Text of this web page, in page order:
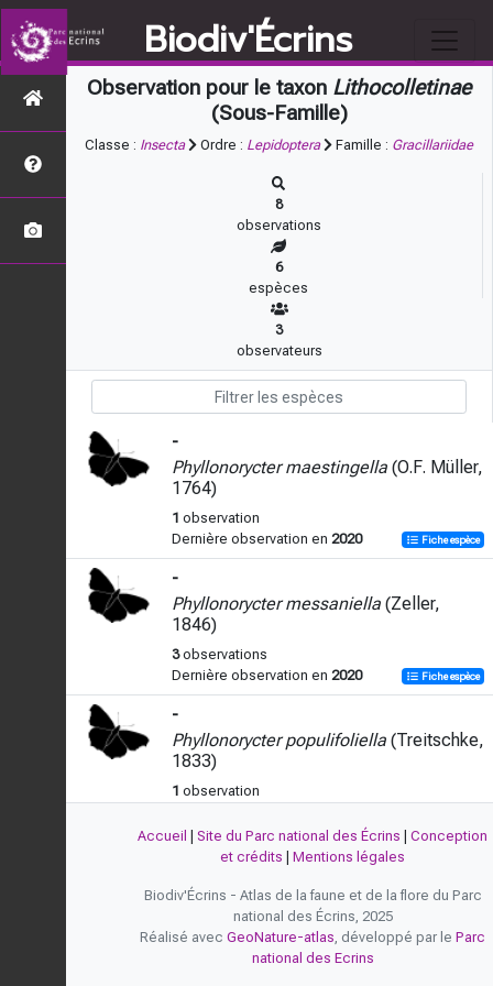
Biodiv'Écrins
Observation pour le taxon Lithocolletinae
(Sous-Famille)
Classe : Insecta Ordre : Lepidoptera Famille : Gracillariidae
8
observations
6
espèces
3
observateurs
-
Phyllonorycter maestingella (O.F. Müller,
1764)
1 observation
Dernière observation en 2020 Fiche espèce
-
Phyllonorycter messaniella (Zeller,
1846)
3observations
Dernière observation en 2020 Fiche espèce
-
Phyllonorycter populifoliella (Treitschke,
1833)
1 observation
Dernière observation en
2021
Accueil Site du Parc national des Écrins
Conception
et crédits
Mentions légales
Biodiv'Écrins - Atlas de la faune et de la flore du Parc
national des Écrins, 2025
Réalisé avec GeoNature-atlas, développé par le Parc
national des Ecrins